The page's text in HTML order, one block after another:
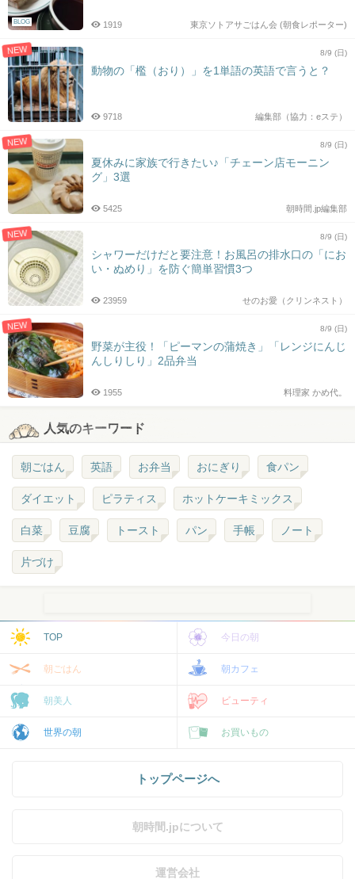
BLOG 東京ソトアサごはん会 (朝食レポーター)
1919
NEW 8/9 (日)
動物の「檻（おり）」を1単語の英語で言うと？
編集部（協力：eステ）
9718
NEW 8/9 (日)
夏休みに家族で行きたい♪「チェーン店モーニン
グ」3選
朝時間.jp編集部
5425
NEW 8/9 (日)
シャワーだけだと要注意！お風呂の排水口の「にお
い・ぬめり」を防ぐ簡単習慣3つ
せのお愛（クリンネスト）
23959
NEW 8/9 (日)
野菜が主役！「ピーマンの蒲焼き」「レンジにんじ
んしりしり」2品弁当
料理家 かめ代。
1955
人気のキーワード
朝ごはん 英語 お弁当 おにぎり 食パン
ダイエット ピラティス ホットケーキミックス
白菜 豆腐 トースト パン 手帳 ノート
片づけ
TOP 今日の朝
朝ごはん 朝カフェ
朝美人 ビューティ
世界の朝 お買いもの
トップページへ
朝時間.jpについて
運営会社